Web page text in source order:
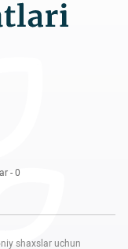
- 0
shaxslar uchun